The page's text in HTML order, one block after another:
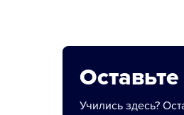
Учились здесь?